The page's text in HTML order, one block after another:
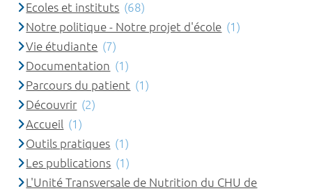
Ecoles et instituts (68)
Notre politique - Notre projet d'école (1)
Vie étudiante (7)
Documentation (1)
Parcours du patient (1)
Découvrir (2)
Accueil (1)
Outils pratiques (1)
Les publications (1)
L'Unité Transversale de Nutrition du CHU de